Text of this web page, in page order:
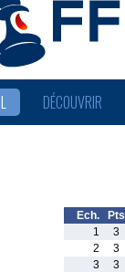
DÉCOUVRIR
Ech. Pts
1
3
2
3
3
3